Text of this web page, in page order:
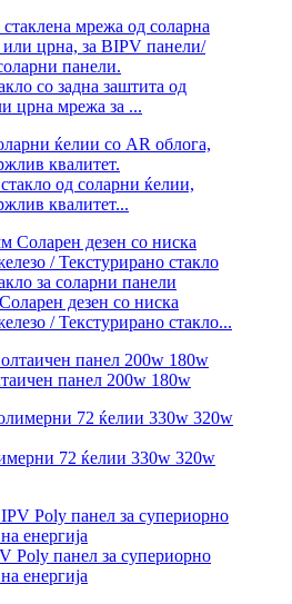
со задна заштита од
црна мрежа за ...
од соларни ќелии,
квалитет...
дезен со ниска
/ Текстурирано стакло...
панел 200w 180w
72 ќелии 330w 320w
Poly панел за супериорно
енергија